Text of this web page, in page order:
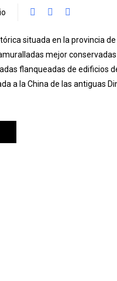
situada en la provincia de
mejor conservadas
flanqueadas de edificios
a la China de las antiguas